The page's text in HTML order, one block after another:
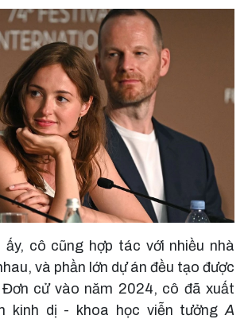
ấy, cô cũng hợp tác với nhiều nhà
và phần lớn dự án đều tạo được
cử vào năm 2024, cô đã xuất
kinh dị - khoa học viễn tưởng A